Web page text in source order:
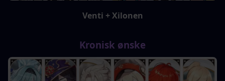
Venti + Xilonen
Kronisk ønske